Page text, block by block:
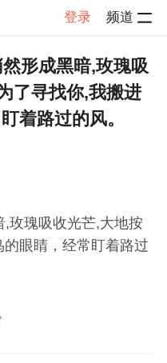
登录 频道
帖子详情
形成黑暗,玫瑰吸
了寻找你,我搬进
着路过的风。
玫瑰吸收光芒,大地按
眼睛，经常盯着路过